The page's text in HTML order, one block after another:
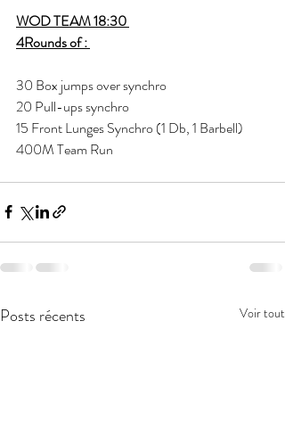
WOD TEAM 18:30
4Rounds of :
30 Box jumps over synchro
20 Pull-ups synchro
15 Front Lunges Synchro (1 Db, 1 Barbell)
400M Team Run
Posts récents Voir tout